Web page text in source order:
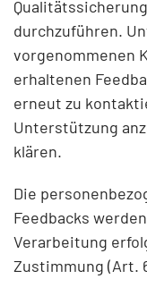
durchzuführen.
vorgenommenen
erhaltenen
erneut zu
Unterstützung
klären.
Die
Feedbacks
Verarbeitung
Zustimmung (Art. 6